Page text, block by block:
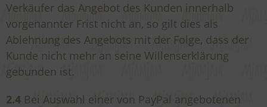
Verkäufer das Angebot des Kunden innerhalb
vorgenannter Frist nicht an, so gilt dies als
Ablehnung des Angebots mit der Folge, dass der
Kunde nicht mehr an seine Willenserklärung
gebunden ist.
2.4 Bei Auswahl einer von PayPal angebotenen